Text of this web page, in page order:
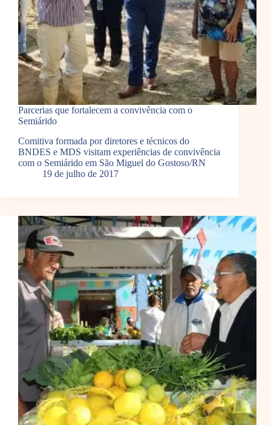
Parcerias que fortalecem a convivência com o
Semiárido
Comitiva formada por diretores e técnicos do
BNDES e MDS visitam experiências de convivência
com o Semiárido em São Miguel do Gostoso/RN
19 de julho de 2017